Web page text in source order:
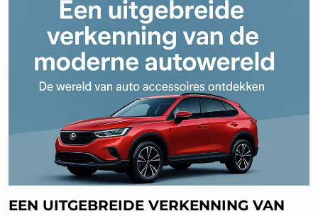
EEN UITGEBREIDE VERKENNING VAN